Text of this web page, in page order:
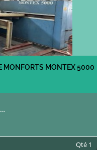
MONFORTS MONTEX 5000
Qté 1